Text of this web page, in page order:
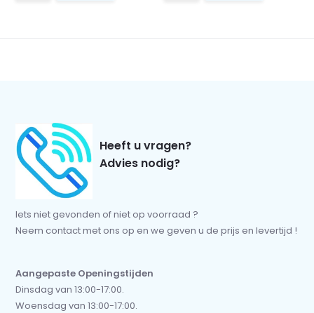
Heeft u vragen?
Advies nodig?
Iets niet gevonden of niet op voorraad ?
Neem contact met ons op en we geven u de prijs en levertijd !
Aangepaste Openingstijden
Dinsdag van 13:00-17:00.
Woensdag van 13:00-17:00.